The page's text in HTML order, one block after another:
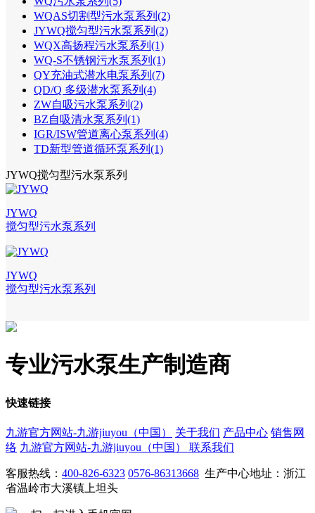
WQAS切割型污水泵系列(2)
JYWQ搅匀型污水泵系列(2)
WQX高扬程污水泵系列(1)
WQ-S不锈钢污水泵系列(1)
QY充油式潜水电泵系列(7)
QD/Q 多级潜水泵系列(4)
ZW自吸污水泵系列(2)
BZ自吸清水泵系列(1)
IGR/ISW管道离心泵系列(4)
TD新型管道循环泵系列(1)
JYWQ搅匀型污水泵系列
JYWQ
搅匀型污水泵系列
JYWQ
搅匀型污水泵系列
专业污水泵生产制造商
快速链接
九游官方网站-九游jiuyou（中国） 关于我们 产品中心 销售网
络 九游官方网站-九游jiuyou（中国） 联系我们
客服热线： 400-826-6323 0576-86313668 生产中心地址：浙江
省温岭市大溪镇上坦头